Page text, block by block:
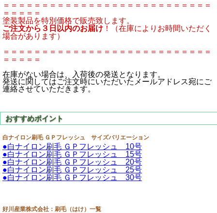
＝＝＝＝＝＝＝＝＝＝＝＝＝＝＝＝＝＝＝＝＝＝＝＝＝＝＝
＝＝＝＝＝
塗装製品を特別価格で販売致します。
ご注文から３日以内のお届け ！（在庫によりお時間いただく
場合があります）
＝＝＝＝＝＝＝＝＝＝＝＝＝＝＝＝＝＝＝＝＝＝＝＝＝＝＝
＝＝＝＝＝
在庫がない場合は、入荷後の発送となります。
発送に関してはご注文時にいただいたメールアドレス宛にご
連絡させていただきます。
白ナイロン刷毛 ＧＰフレッシュ サイズバリエーション
●白ナイロン刷毛 ＧＰフレッシュ 10号
●白ナイロン刷毛 ＧＰフレッシュ 15号
●白ナイロン刷毛 ＧＰフレッシュ 20号
●白ナイロン刷毛 ＧＰフレッシュ 25号
●白ナイロン刷毛 ＧＰフレッシュ 30号
好川産業株式会社：刷毛（はけ）一覧